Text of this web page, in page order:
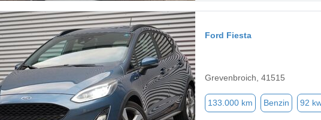
Ford Fiesta
Grevenbroich, 41515
133.000 km Benzin 92